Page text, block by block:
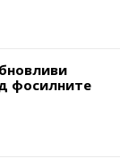
фосилните